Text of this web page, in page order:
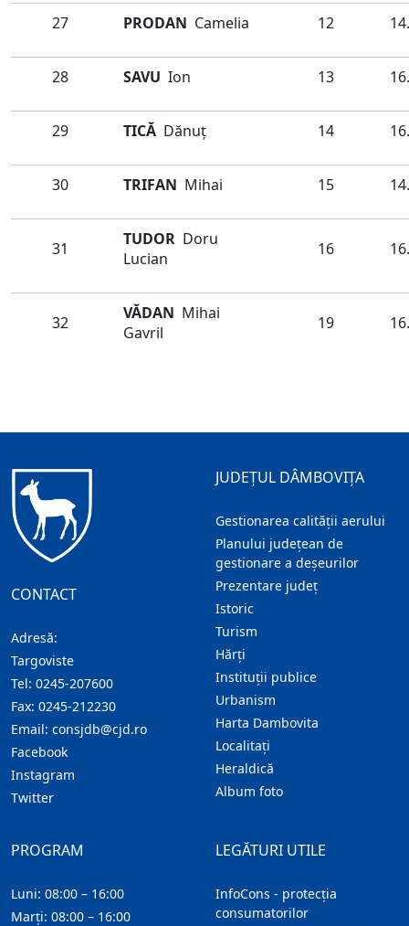
27 PRODAN Camelia 12
28 SAVU Ion 13
29 TICĂ Dănuţ 14
30 TRIFAN Mihai 15
31 TUDOR Doru
Lucian
16
32 VĂDAN Mihai
Gavril
19
CONTACT
Adresă:
Targoviste
Tel: 0245-207600
Fax: 0245-212230
Email: consjdb@cjd.ro
Facebook
Instagram
Twitter
JUDEȚUL DÂMBOVIȚA
Gestionarea calității aerului
Planului județean de
gestionare a deșeurilor
Prezentare judeţ
Istoric
Turism
Hărţi
Instituţii publice
Urbanism
Harta Dambovita
Localitaţi
Heraldică
Album foto
LEGĂTURI UTILE
InfoCons - protecția
consumatorilor
PROGRAM
Luni: 08:00 – 16:00
Marți: 08:00 – 16:00